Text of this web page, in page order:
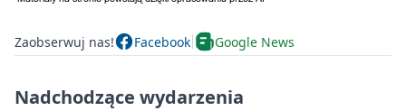
Zaobserwuj nas! Facebook Google News
Nadchodzące wydarzenia